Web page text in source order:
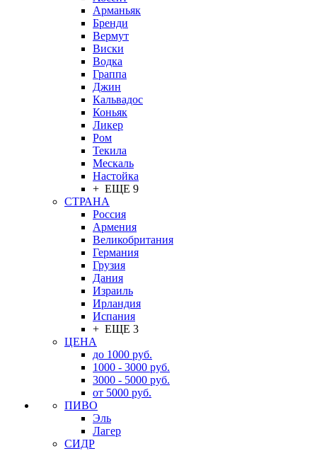
Арманьяк
Бренди
Вермут
Виски
Водка
Граппа
Джин
Кальвадос
Коньяк
Ликер
Ром
Текила
Мескаль
Настойка
+ ЕЩЕ 9
СТРАНА
Россия
Армения
Великобритания
Германия
Грузия
Дания
Израиль
Ирландия
Испания
+ ЕЩЕ 3
ЦЕНА
до 1000 руб.
1000 - 3000 руб.
3000 - 5000 руб.
от 5000 руб.
ПИВО
Эль
Лагер
СИДР